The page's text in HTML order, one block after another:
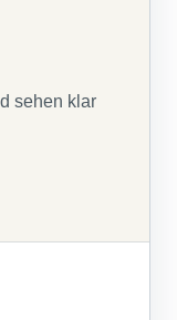
sehen klar